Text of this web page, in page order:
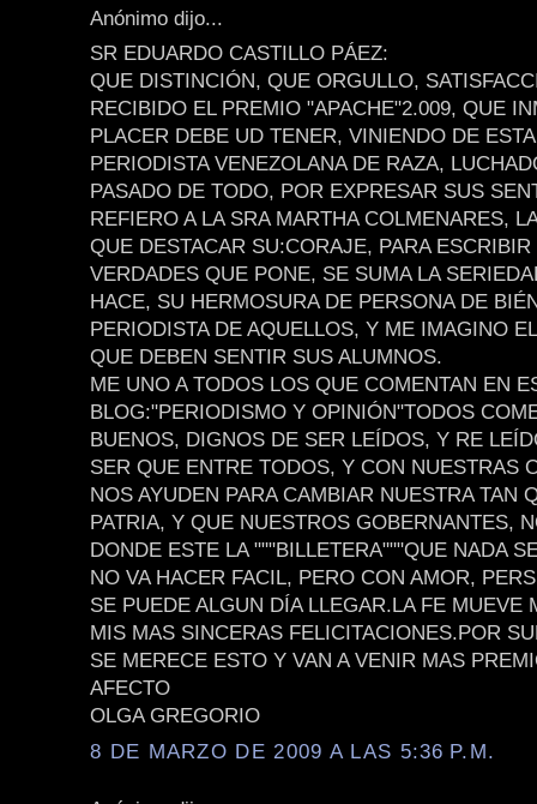
Anónimo dijo...
SR EDUARDO CASTILLO PÁEZ:
QUE DISTINCIÓN, QUE ORGULLO,
RECIBIDO EL PREMIO "APACHE"2.009, QUE
PLACER DEBE UD TENER, VINIENDO DE
PERIODISTA VENEZOLANA DE RAZA,
PASADO DE TODO, POR EXPRESAR SUS
REFIERO A LA SRA MARTHA COLMENARES,
QUE DESTACAR SU:CORAJE, PARA
VERDADES QUE PONE, SE SUMA LA
HACE, SU HERMOSURA DE PERSONA DE
PERIODISTA DE AQUELLOS, Y ME IMAGINO
QUE DEBEN SENTIR SUS ALUMNOS.
ME UNO A TODOS LOS QUE COMENTAN EN
BLOG:"PERIODISMO Y OPINIÓN"TODOS
BUENOS, DIGNOS DE SER LEÍDOS, Y RE
SER QUE ENTRE TODOS, Y CON NUESTRAS
NOS AYUDEN PARA CAMBIAR NUESTRA TAN
PATRIA, Y QUE NUESTROS GOBERNANTES,
DONDE ESTE LA """BILLETERA"""QUE NADA
NO VA HACER FACIL, PERO CON AMOR,
SE PUEDE ALGUN DÍA LLEGAR.LA FE MUEVE
MIS MAS SINCERAS FELICITACIONES.POR
SE MERECE ESTO Y VAN A VENIR MAS
AFECTO
OLGA GREGORIO
8 DE MARZO DE 2009 A LAS 5:36 P.M.